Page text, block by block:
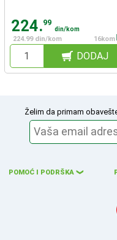
224.99
din/kom
224.99 din/kom
16kom
DODAJ
Želim da primam
POMOĆ I PODRŠKA ❮